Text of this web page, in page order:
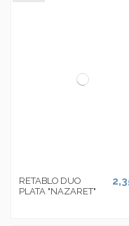
RETABLO DUO
PLATA "NAZARET"